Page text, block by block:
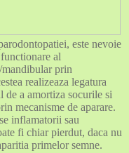
este nevoie
al
prin
realizeaza legatura
de a amortiza socurile si
mecanisme de aparare.
inflamatorii sau
fi chiar pierdut, daca nu
primelor semne.